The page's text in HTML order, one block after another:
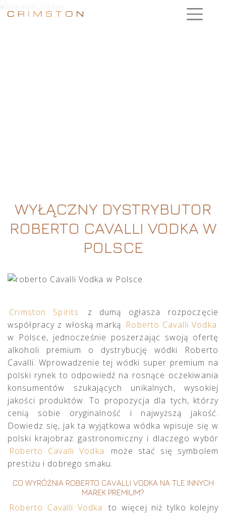
WYŁĄCZNY DYSTRYBUTOR
ROBERTO CAVALLI VODKA W
POLSCE
Crimston Spirits
z dumą ogłasza rozpoczęcie
współpracy z włoską marką Roberto Cavalli Vodka
w Polsce, jednocześnie poszerzając swoją ofertę
alkoholi premium o dystrybucję wódki Roberto
Cavalli. Wprowadzenie tej wódki super premium na
polski rynek to odpowiedź na rosnące oczekiwania
konsumentów szukających unikalnych, wysokiej
jakości produktów. To propozycja dla tych, którzy
cenią sobie oryginalność i najwyższą jakość.
Dowiedz się, jak ta wyjątkowa wódka wpisuje się w
polski krajobraz gastronomiczny i dlaczego wybór
Roberto Cavalli Vodka
może stać się symbolem
prestiżu i dobrego smaku.
CO WYRÓŻNIA ROBERTO CAVALLI VODKA NA TLE INNYCH
MAREK PREMIUM?
Roberto Cavalli Vodka
to więcej niż tylko kolejny